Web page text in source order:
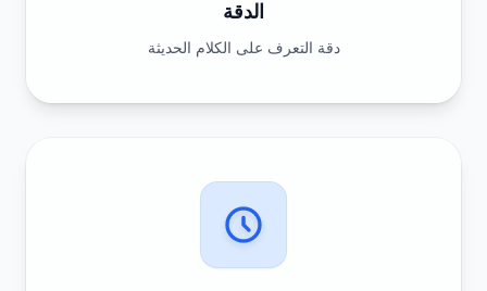
الدقة
دقة التعرف على الكلام الحديثة